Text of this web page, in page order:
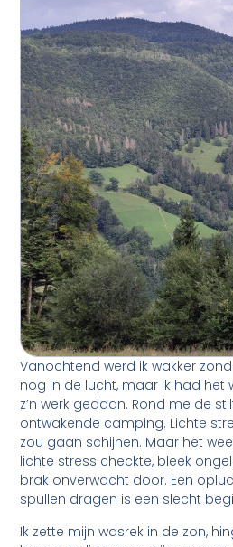
Vanochtend werd ik wakker
nog in de lucht, maar ik had het
z’n werk gedaan. Rond me de
ontwakende camping. Lichte
zou gaan schijnen. Maar het
lichte stress checkte, bleek
brak onverwacht door. Een
spullen dragen is een slecht
Ik zette mijn wasrek in de zon,